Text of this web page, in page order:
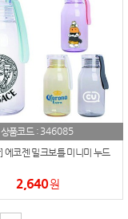
상품코드 : 346085
에코젠 밀크보틀 미니미 누드
2,640원